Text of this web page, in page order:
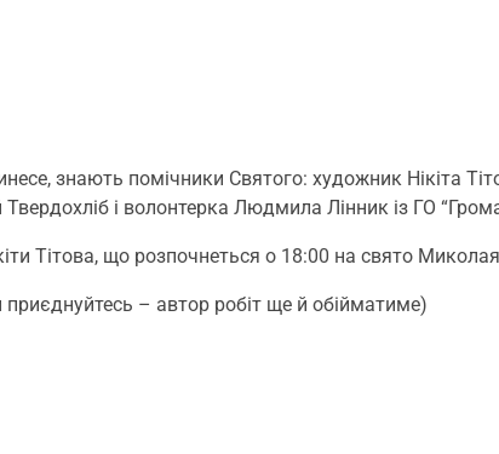
знають помічники Святого: художник Нікіта
і волонтерка Людмила Лінник із ГО
Тітова, що розпочнеться о 18:00 на свято
– автор робіт ще й обійматиме)